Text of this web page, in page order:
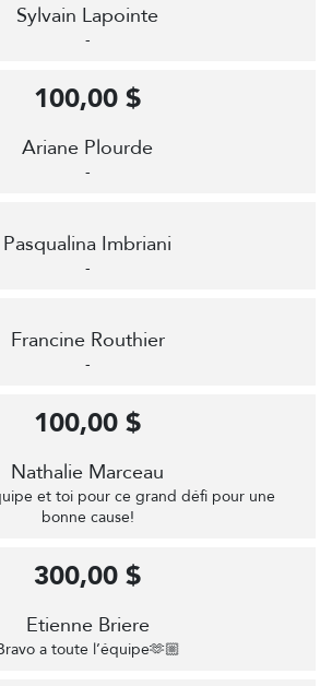
Sylvain Lapointe
-
Ariane Plourde
-
100,00 $
Pasqualina Imbriani
-
Francine Routhier
-
Nathalie Marceau
et toi pour ce grand défi pour une
bonne cause!
100,00 $
Etienne Briere
a toute l’équipe🫶🏼
300,00 $